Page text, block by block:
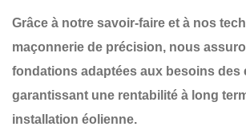
Grâce à notre savoir-faire et à nos
maçonnerie de précision, nous
fondations adaptées aux besoins des
garantissant une rentabilité à long
installation éolienne.